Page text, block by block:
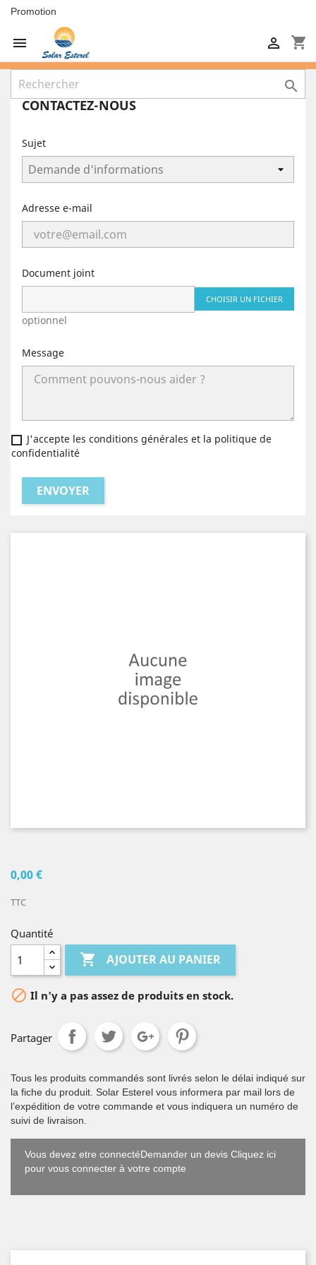
Promotion
 shopping_cart


CONTACTEZ-NOUS
Sujet
Adresse e-mail
Document joint
CHOISIR UN FICHIER
optionnel
Message
J'accepte les conditions générales et la politique de
confidentialité
0,00 €
TTC
Quantité
 AJOUTER AU PANIER
 Il n'y a pas assez de produits en stock.
Partager
Tous les produits commandés sont livrés selon le délai indiqué sur
la fiche du produit. Solar Esterel vous informera par mail lors de
l’expédition de votre commande et vous indiquera un numéro de
suivi de livraison.
Vous devez etre connectéDemander un devis Cliquez ici
pour vous connecter à votre compte